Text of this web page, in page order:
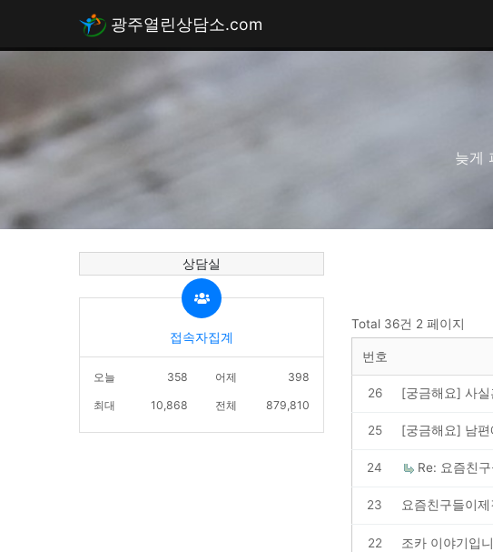
늦게
광주열린상담소.com
상담실
접속자집계
오늘 358 어제 398
최대 10,868 전체 879,810
Total 36건 2 페이지
번호
26 [궁금해요] 사
25 [궁금해요] 남
24 Re: 요즘친
23 요즘친구들이
22 조카 이야기입